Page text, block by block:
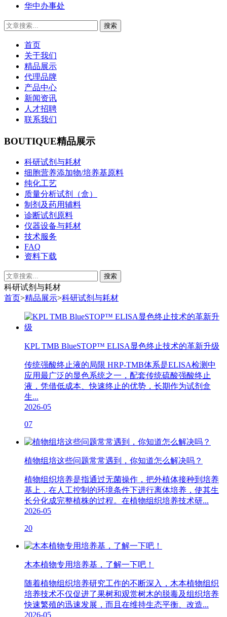
华中办事处
首页
关于我们
精品展示
代理品牌
产品中心
新闻资讯
人才招聘
联系我们
BOUTIQUE精品展示
科研试剂与耗材
细胞营养添加物/培养基原料
纯化工艺
质量分析试剂（盒）
制剂及药用辅料
诊断试剂原料
仪器设备与耗材
技术服务
FAQ
资料下载
科研试剂与耗材
首页>精品展示>科研试剂与耗材
KPL TMB BlueSTOP™ ELISA显色终止技术的革新升级
传统强酸终止液的局限 HRP-TMB体系是ELISA检测中
应用最广泛的显色系统之一，配套传统硫酸强酸终止
液，凭借低成本、快速终止的优势，长期作为试剂盒
生...
2026-05
07
植物组培这些问题常常遇到，你知道怎么解决吗？
植物组织培养是指通过无菌操作，把外植体接种到培养
基上，在人工控制的环境条件下进行离体培养，使其生
长分化成完整植株的过程。在植物组织培养技术研...
2026-05
20
木本植物专用培养基，了解一下吧！
随着植物组织培养研究工作的不断深入，木本植物组织
培养技术不仅促进了果树和观赏树木的脱毒及组织培养
快速繁殖的迅速发展，而且在维持生态平衡、改造...
2026-05